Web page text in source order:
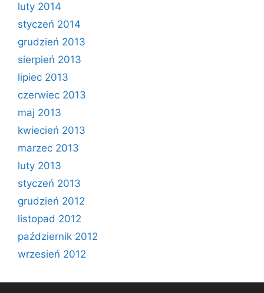
luty 2014
styczeń 2014
grudzień 2013
sierpień 2013
lipiec 2013
czerwiec 2013
maj 2013
kwiecień 2013
marzec 2013
luty 2013
styczeń 2013
grudzień 2012
listopad 2012
październik 2012
wrzesień 2012